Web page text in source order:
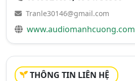
Tranle30146@gmail.com
www.audiomanhcuong.com
THÔNG TIN LIÊN HỆ